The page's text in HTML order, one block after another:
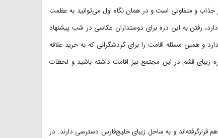
جذاب و متفاوتی است و در همان نگاه اول می‌توانید به عظمت
رفتن به این دره برای دوستداران عکاسی در شب پیشنهاد
و همین مسئله اقامت را برای گردشگرانی که به خرید علاقه
زیبای قشم در این مجتمع نیز اقامت داشته باشید و لحظات
قرارگرفته‌اند و به ساحل زیبای خلیج‌فارس دسترسی دارند. در